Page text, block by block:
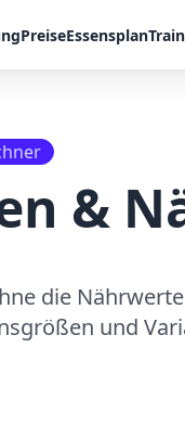
PreiseEssensplan
&
die
und